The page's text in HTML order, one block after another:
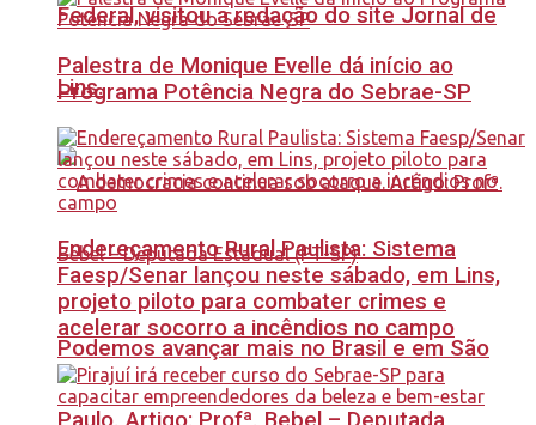
Federal, visitou a redação do site Jornal de
Lins.
Podemos avançar mais no Brasil e em São
Palestra de Monique Evelle dá início ao
Programa Potência Negra do Sebrae-SP
Endereçamento Rural Paulista: Sistema
Faesp/Senar lançou neste sábado, em Lins,
projeto piloto para combater crimes e
acelerar socorro a incêndios no campo